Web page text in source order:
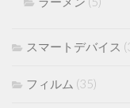
スマートデバイス
フィルム (35)